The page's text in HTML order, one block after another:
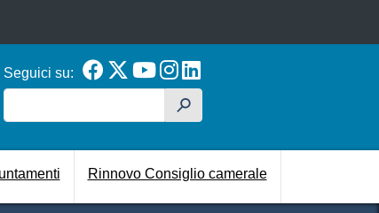
Seguici su:
h
Rinnovo Consiglio camerale